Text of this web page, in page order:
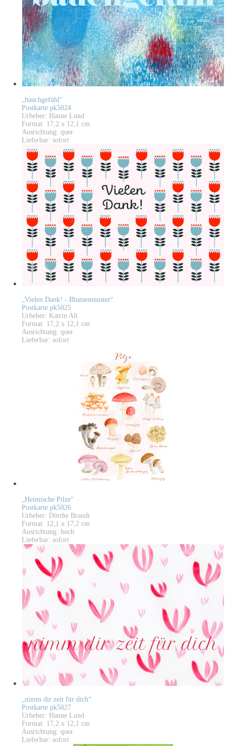
„bauchgefühl“
Postkarte pk5024
Urheber: Hanne Lund
Format: 17,2 x 12,1 cm
Ausrichtung: quer
Lieferbar: sofort
„Vielen Dank! - Blumenmuster“
Postkarte pk5025
Urheber: Katrin Alt
Format: 17,2 x 12,1 cm
Ausrichtung: quer
Lieferbar: sofort
„Heimische Pilze“
Postkarte pk5026
Urheber: Dörthe Brandt
Format: 12,1 x 17,2 cm
Ausrichtung: hoch
Lieferbar: sofort
„nimm dir zeit für dich“
Postkarte pk5027
Urheber: Hanne Lund
Format: 17,2 x 12,1 cm
Ausrichtung: quer
Lieferbar: sofort